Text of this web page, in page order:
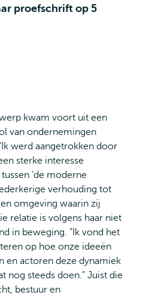
proefschrift op 5
kwam voort uit een
van ondernemingen
werd aangetrokken door
sterke interesse
‘de moderne
verhouding tot
omgeving waarin zij
relatie is volgens haar niet
in beweging. “Ik vond het
op hoe onze ideeën
en actoren deze dynamiek
nog steeds doen.” Juist die
bestuur en